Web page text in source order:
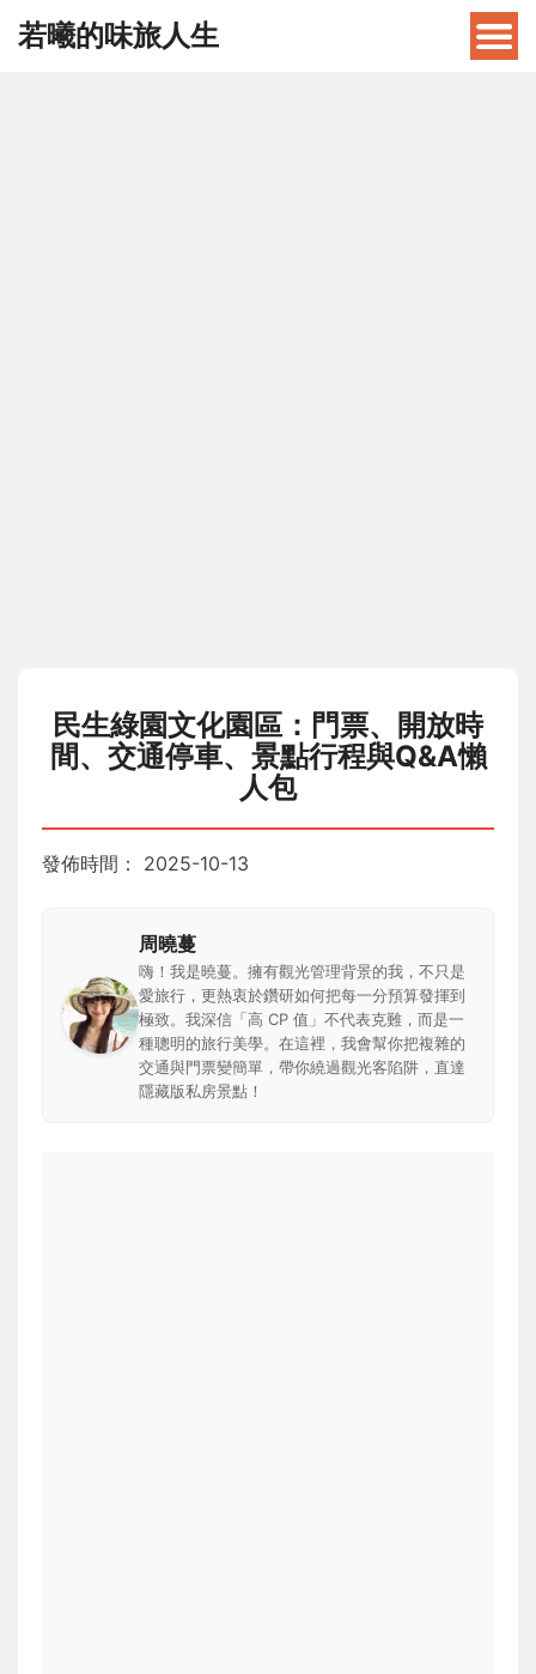
若曦的味旅人生
民生綠園文化園區：門票、開放時
間、交通停車、景點行程與Q&A懶
人包
發佈時間： 2025-10-13
周曉蔓
嗨！我是曉蔓。擁有觀光管理背景的我，不只是
愛旅行，更熱衷於鑽研如何把每一分預算發揮到
極致。我深信「高 CP 值」不代表克難，而是一
種聰明的旅行美學。在這裡，我會幫你把複雜的
交通與門票變簡單，帶你繞過觀光客陷阱，直達
隱藏版私房景點！